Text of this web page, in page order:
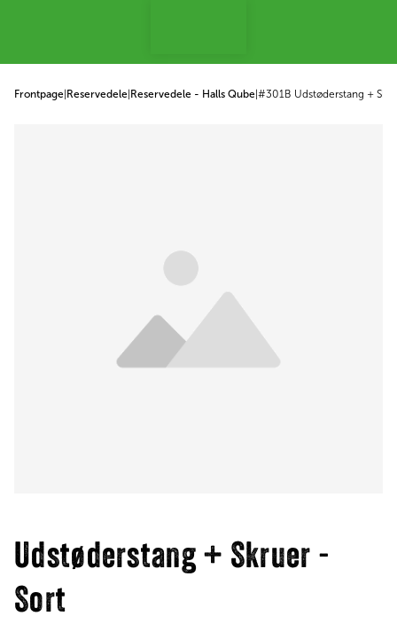
Frontpage Reservedele Reservedele - Halls Qube #301B Udstøderstang +
Udstøderstang + Skruer -
Sort